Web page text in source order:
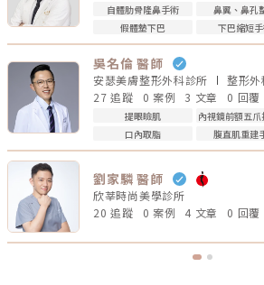
自體肋骨隆鼻手術 鼻翼、鼻孔
假體墊下巴
下巴縮短
吳名倫 醫師
安瑟美膚整形外科診所 整形
27 追蹤
0 案例 3 文章 0 回覆
提眼瞼肌
口內取脂
腹直肌重建
劉家驎 醫師
欣莘時尚美學診所
20 追蹤
0 案例 4 文章 0 回覆